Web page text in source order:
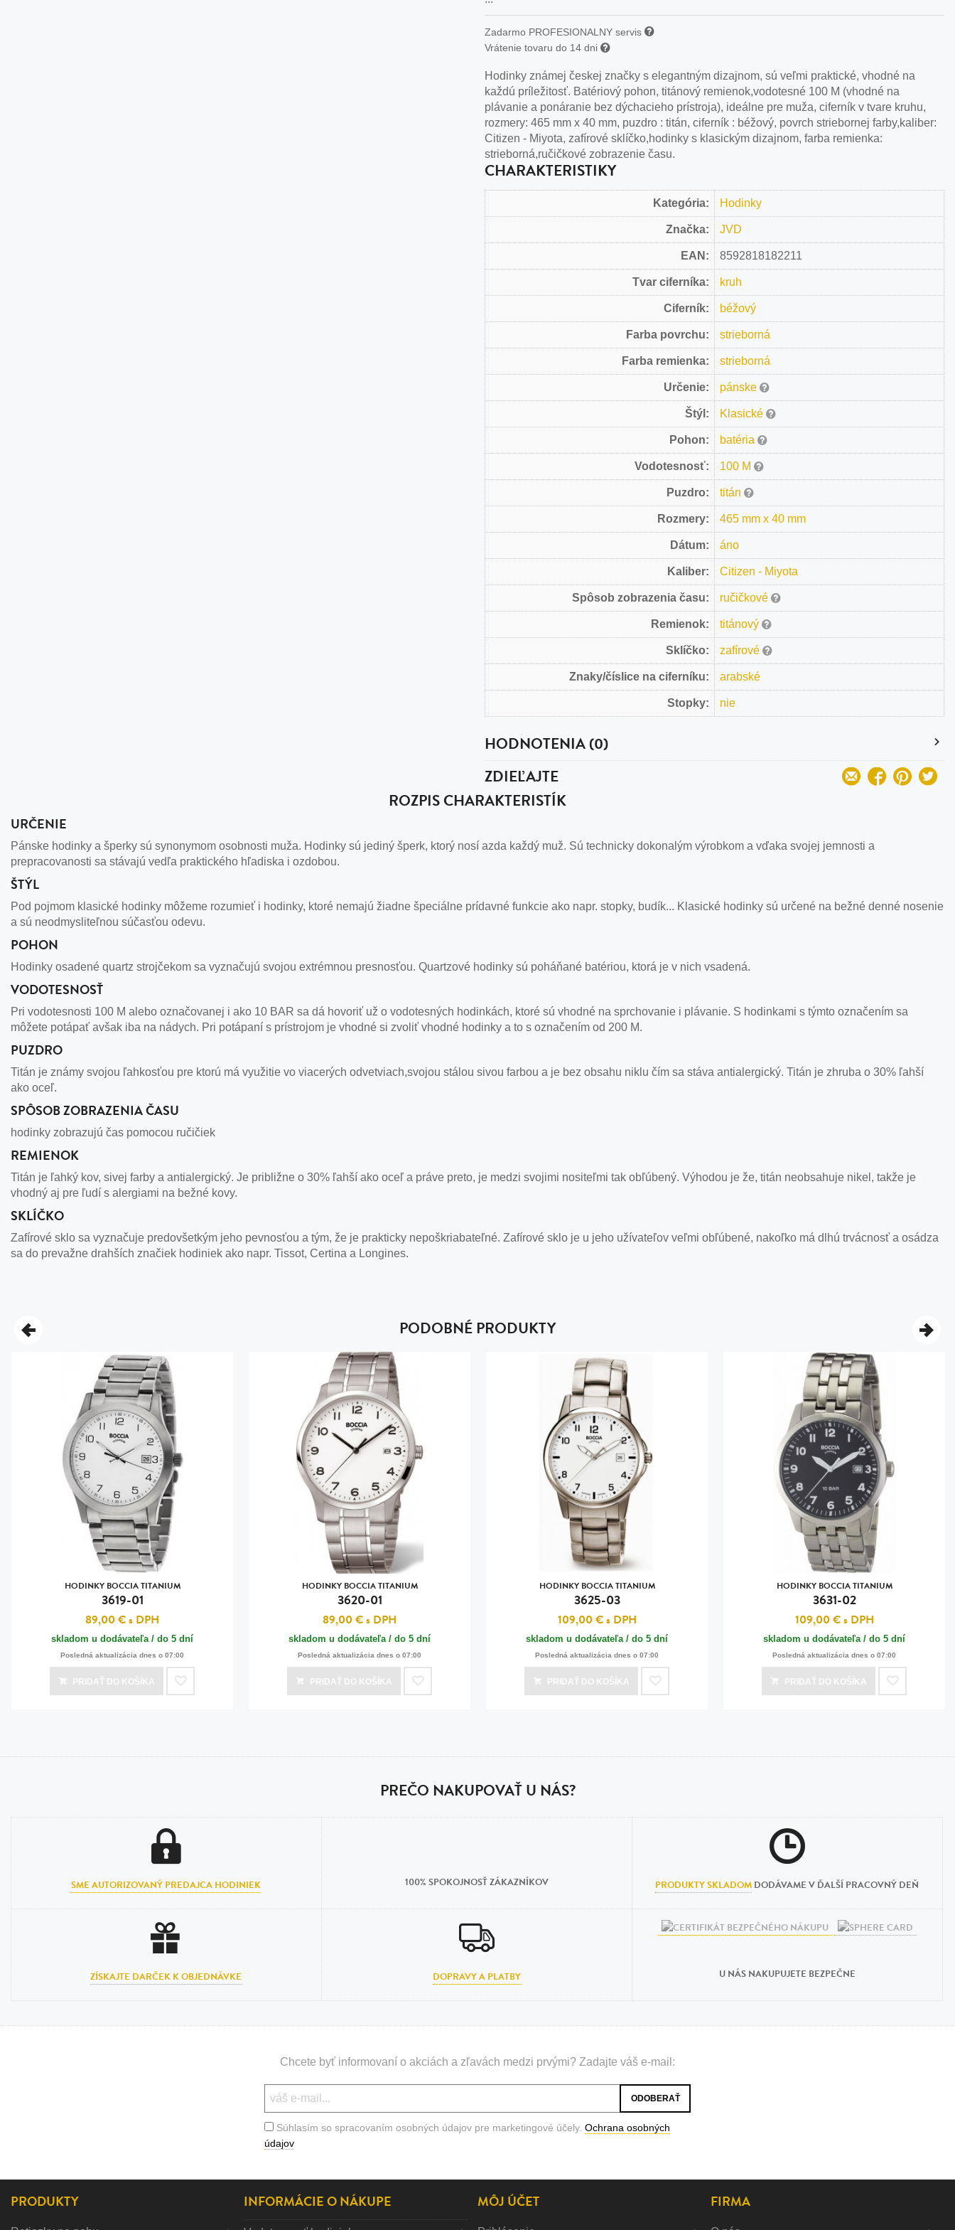
Zadarmo PROFESIONALNY servis
Vrátenie tovaru do 14 dni
Hodinky známej českej značky s elegantným dizajnom, sú veľmi praktické, vhodné na
každú príležitosť. Batériový pohon, titánový remienok,vodotesné 100 M (vhodné na
plávanie a ponáranie bez dýchacieho prístroja), ideálne pre muža, ciferník v tvare kruhu,
rozmery: 465 mm x 40 mm, puzdro : titán, ciferník : béžový, povrch striebornej farby,kaliber:
Citizen - Miyota, zafírové sklíčko,hodinky s klasickým dizajnom, farba remienka:
strieborná,ručičkové zobrazenie času.
CHARAKTERISTIKY
Kategória: Hodinky
Značka: JVD
EAN: 8592818182211
Tvar ciferníka: kruh
Ciferník: béžový
Farba povrchu: strieborná
Farba remienka: strieborná
Určenie: pánske
Štýl: Klasické
Pohon: batéria
Vodotesnosť: 100 M
Puzdro: titán
Rozmery: 465 mm x 40 mm
Dátum: áno
Kaliber: Citizen - Miyota
Spôsob zobrazenia času: ručičkové
Remienok: titánový
Sklíčko: zafírové
Znaky/číslice na ciferníku: arabské
Stopky: nie
HODNOTENIA (0)
ZDIEĽAJTE
ROZPIS CHARAKTERISTÍK
URČENIE
Pánske hodinky a šperky sú synonymom osobnosti muža. Hodinky sú jediný šperk, ktorý nosí azda každý muž. Sú technicky dokonalým výrobkom a vďaka svojej jemnosti a
prepracovanosti sa stávajú vedľa praktického hľadiska i ozdobou.
ŠTÝL
Pod pojmom klasické hodinky môžeme rozumieť i hodinky, ktoré nemajú žiadne špeciálne prídavné funkcie ako napr. stopky, budík... Klasické hodinky sú určené na bežné denné nosenie
a sú neodmysliteľnou súčasťou odevu.
POHON
Hodinky osadené quartz strojčekom sa vyznačujú svojou extrémnou presnosťou. Quartzové hodinky sú poháňané batériou, ktorá je v nich vsadená.
VODOTESNOSŤ
Pri vodotesnosti 100 M alebo označovanej i ako 10 BAR sa dá hovoriť už o vodotesných hodinkách, ktoré sú vhodné na sprchovanie i plávanie. S hodinkami s týmto označením sa
môžete potápať avšak iba na nádych. Pri potápaní s prístrojom je vhodné si zvoliť vhodné hodinky a to s označením od 200 M.
PUZDRO
Titán je známy svojou ľahkosťou pre ktorú má využitie vo viacerých odvetviach,svojou stálou sivou farbou a je bez obsahu niklu čím sa stáva antialergický. Titán je zhruba o 30% ľahší
ako oceľ.
SPÔSOB ZOBRAZENIA ČASU
hodinky zobrazujú čas pomocou ručičiek
REMIENOK
Titán je ľahký kov, sivej farby a antialergický. Je približne o 30% ľahší ako oceľ a práve preto, je medzi svojimi nositeľmi tak obľúbený. Výhodou je že, titán neobsahuje nikel, takže je
vhodný aj pre ľudí s alergiami na bežné kovy.
SKLÍČKO
Zafírové sklo sa vyznačuje predovšetkým jeho pevnosťou a tým, že je prakticky nepoškriabateľné. Zafírové sklo je u jeho užívateľov veľmi obľúbené, nakoľko má dlhú trvácnosť a osádza
sa do prevažne drahších značiek hodiniek ako napr. Tissot, Certina a Longines.
PODOBNÉ PRODUKTY
HODINKY BOCCIA TITANIUM
3619-01
89,00 €s DPH
skladom u dodávateľa / do 5 dní
Posledná aktualizácia dnes o 07:00
PRIDAŤ DO KOŠÍKA
HODINKY BOCCIA TITANIUM
3620-01
89,00 €s DPH
skladom u dodávateľa / do 5 dní
Posledná aktualizácia dnes o 07:00
PRIDAŤ DO KOŠÍKA
HODINKY BOCCIA TITANIUM
3625-03
109,00 €s DPH
skladom u dodávateľa / do 5 dní
Posledná aktualizácia dnes o 07:00
PRIDAŤ DO KOŠÍKA
HODINKY BOCCIA TITANIUM
3631-02
109,00 €s DPH
skladom u dodávateľa / do 5 dní
Posledná aktualizácia dnes o 07:00
PRIDAŤ DO KOŠÍKA
PREČO NAKUPOVAŤ U NÁS?
SME AUTORIZOVANÝ PREDAJCA HODINIEK 100% SPOKOJNOSŤ ZÁKAZNÍKOV PRODUKTY SKLADOM DODÁVAME V ĎALŠÍ PRACOVNÝ DEŇ
ZÍSKAJTE DARČEK K OBJEDNÁVKE DOPRAVY A PLATBY U NÁS NAKUPUJETE BEZPEČNE
Chcete byť informovaní o akciách a zľavách medzi prvými? Zadajte váš e-mail:
Súhlasím so spracovaním osobných údajov pre marketingové účely. Ochrana osobných
údajov
PRODUKTY INFORMÁCIE O NÁKUPE MÔJ ÚČET FIRMA